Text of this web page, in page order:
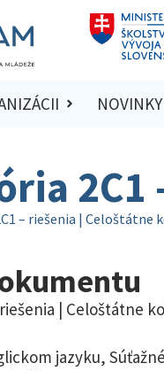
NOVINKY
– riešenia | Celoštátne
| Celoštátne
jazyku,